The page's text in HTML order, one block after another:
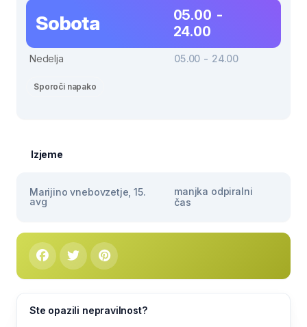
Sobota
05.00 -
24.00
Nedelja 05.00 - 24.00
Sporoči napako
Izjeme
Marijino vnebovzetje, 15.
avg
manjka odpiralni
čas
Ste opazili nepravilnost?